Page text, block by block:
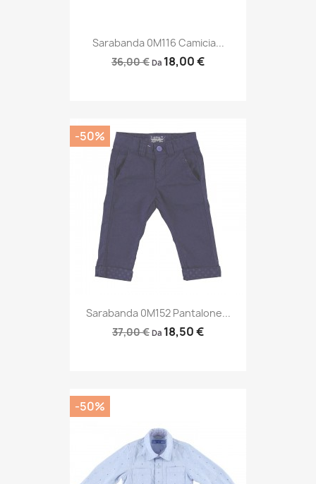
Sarabanda 0M116 Camicia...
36,00 € Da 18,00 €
Sarabanda 0M152 Pantalone...
37,00 € Da 18,50 €
-50%
-50%